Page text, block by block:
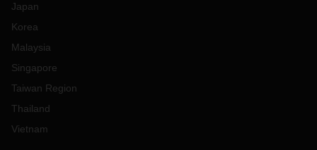
Japan
Korea
Malaysia
Singapore
Taiwan Region
Thailand
Vietnam